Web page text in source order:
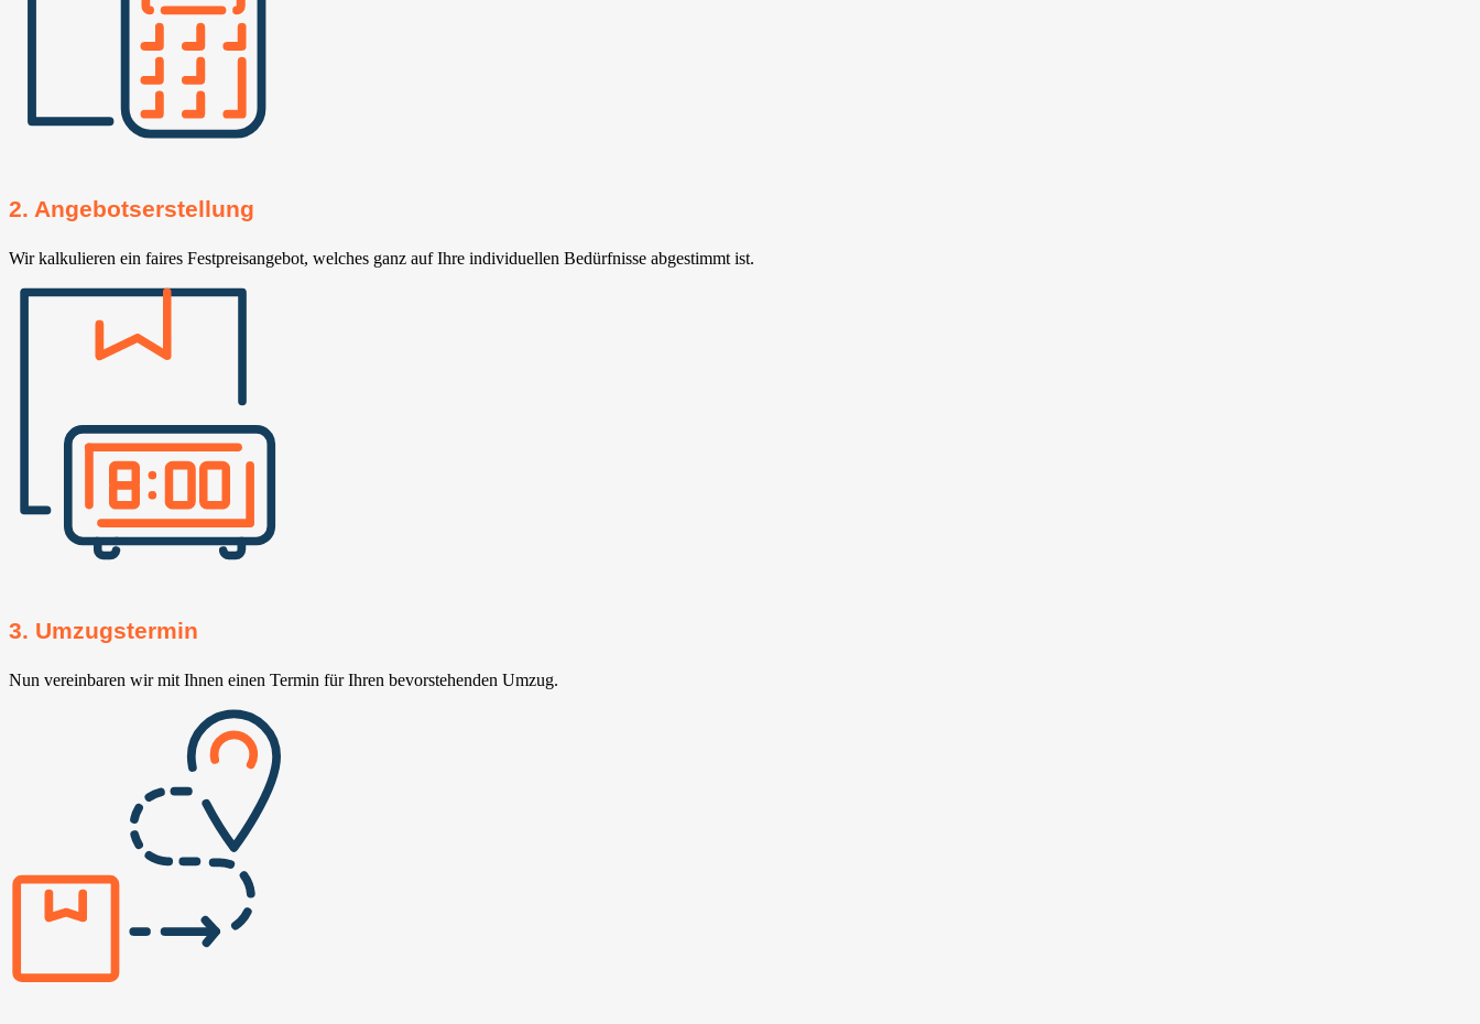
2. Angebotserstellung
Wir kalkulieren ein faires Festpreisangebot, welches ganz auf Ihre individuellen Bedürfnisse abgestimmt ist.
3. Umzugstermin
Nun vereinbaren wir mit Ihnen einen Termin für Ihren bevorstehenden Umzug.